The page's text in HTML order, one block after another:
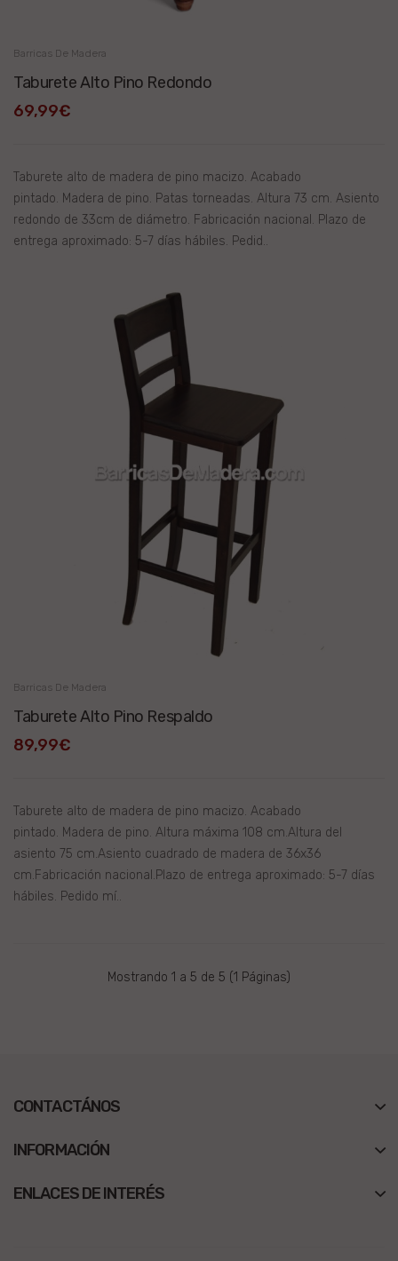
Barricas De Madera
Taburete Alto Pino Redondo
69,99€
Taburete alto de madera de pino macizo. Acabado
pintado. Madera de pino. Patas torneadas. Altura 73 cm. Asiento
redondo de 33cm de diámetro. Fabricación nacional. Plazo de
entrega aproximado: 5-7 días hábiles. Pedid..
Barricas De Madera
Taburete Alto Pino Respaldo
89,99€
Taburete alto de madera de pino macizo. Acabado
pintado. Madera de pino. Altura máxima 108 cm.Altura del
asiento 75 cm.Asiento cuadrado de madera de 36x36
cm.Fabricación nacional.Plazo de entrega aproximado: 5-7 días
hábiles. Pedido mí..
Mostrando 1 a 5 de 5 (1 Páginas)
CONTACTÁNOS
INFORMACIÓN
ENLACES DE INTERÉS